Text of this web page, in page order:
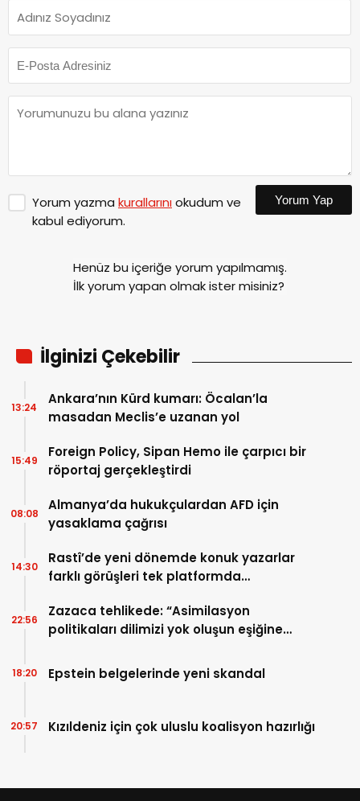
Yorum yazma kurallarınıokudum ve
kabul ediyorum.
Yorum Yap
Henüz bu içeriğe yorum yapılmamış.
İlk yorum yapan olmak ister misiniz?
İlginizi Çekebilir
Ankara’nın Kürd kumarı: Öcalan’la
masadan Meclis’e uzanan yol
13:24
Foreign Policy, Sipan Hemo ile çarpıcı bir
röportaj gerçekleştirdi
15:49
Almanya’da hukukçulardan AFD için
yasaklama çağrısı
08:08
Rastî’de yeni dönemde konuk yazarlar
farklı görüşleri tek platformda
14:30
Zazaca tehlikede: “Asimilasyon
politikaları dilimizi yok oluşun eşiğine
22:56
Epstein belgelerinde yeni skandal
18:20
Kızıldeniz için çok uluslu koalisyon hazırlığı
20:57